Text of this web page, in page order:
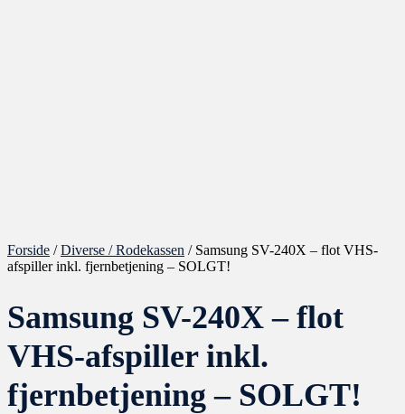
Forside /Diverse / Rodekassen / Samsung SV-240X – flot VHS-
afspiller inkl. fjernbetjening – SOLGT!
Samsung SV-240X – flot
VHS-afspiller inkl.
fjernbetjening – SOLGT!